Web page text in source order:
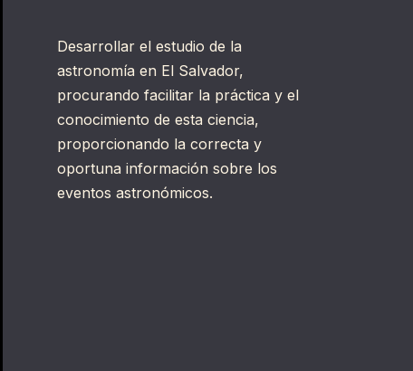
Desarrollar el estudio de la
astronomía en El Salvador,
procurando facilitar la práctica y el
conocimiento de esta ciencia,
proporcionando la correcta y
oportuna información sobre los
eventos astronómicos.